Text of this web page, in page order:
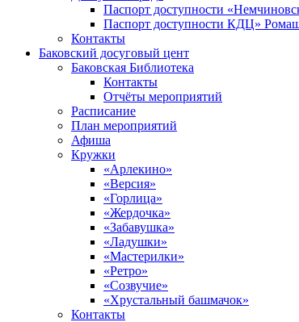
Паспорт доступности
Паспорт доступности КДЦ»
Контакты
Баковский досуговый цент
Баковская Библиотека
Контакты
Отчёты мероприятий
Расписание
План мероприятий
Афиша
Кружки
«Арлекино»
«Версия»
«Горлица»
«Жердочка»
«Забавушка»
«Ладушки»
«Мастерилки»
«Ретро»
«Созвучие»
«Хрустальный башмачок»
Контакты